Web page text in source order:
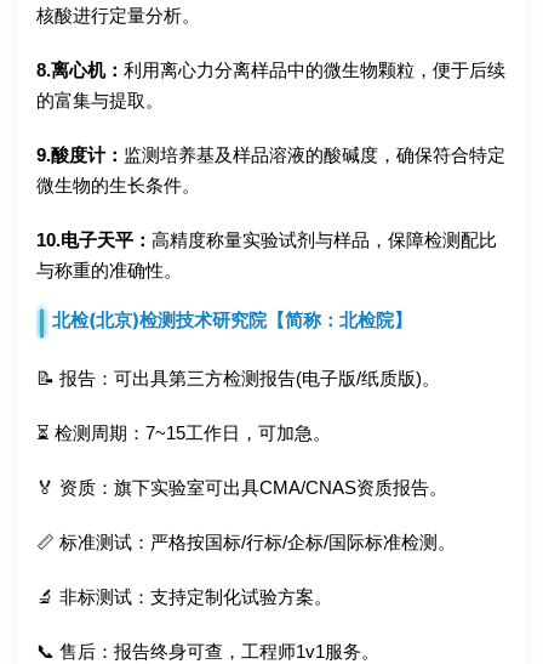
核酸进行定量分析。
8.离心机： 利用离心力分离样品中的微生物颗粒，便于后续
的富集与提取。
9.酸度计： 监测培养基及样品溶液的酸碱度，确保符合特定
微生物的生长条件。
10.电子天平： 高精度称量实验试剂与样品，保障检测配比
与称重的准确性。
北检(北京)检测技术研究院【简称：北检院】
📝 报告：可出具第三方检测报告(电子版/纸质版)。
⏳ 检测周期：7~15工作日，可加急。
🏅 资质：旗下实验室可出具CMA/CNAS资质报告。
📏 标准测试：严格按国标/行标/企标/国际标准检测。
🔬 非标测试：支持定制化试验方案。
📞 售后：报告终身可查，工程师1v1服务。